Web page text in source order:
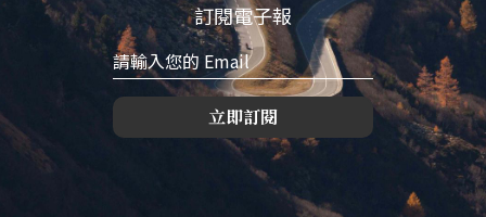
訂閱電子報
立即訂閱